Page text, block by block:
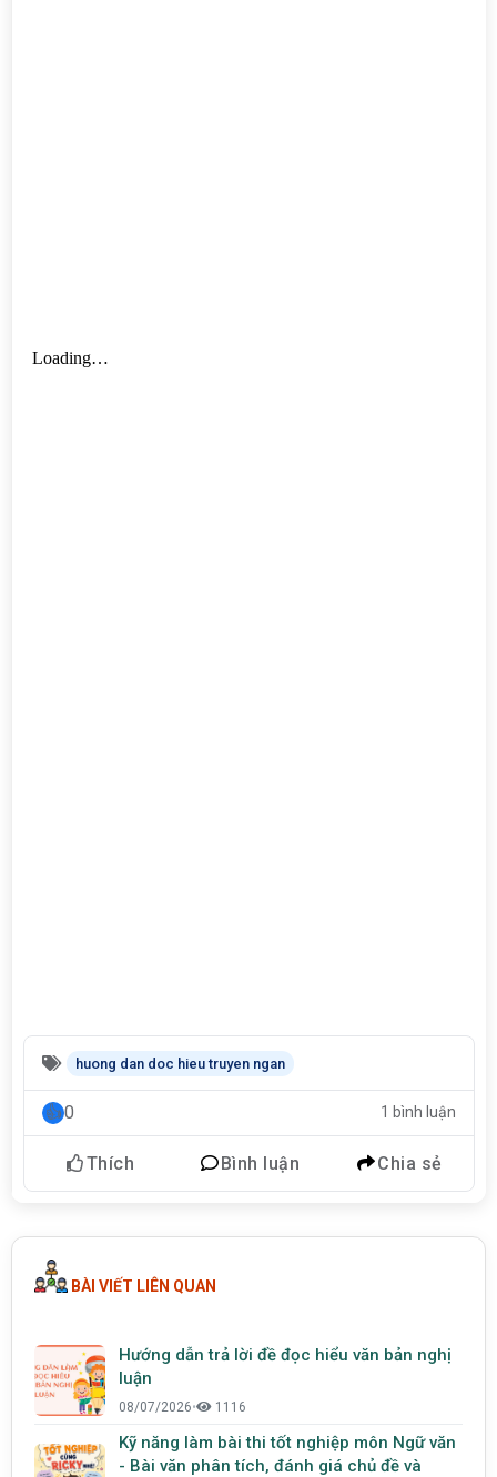
huong dan doc hieu truyen ngan
0 1 bình luận
Thích Bình luận Chia sẻ
BÀI VIẾT LIÊN QUAN
Hướng dẫn trả lời đề đọc hiểu văn bản nghị
luận
08/07/2026• 1116
Kỹ năng làm bài thi tốt nghiệp môn Ngữ văn
- Bài văn phân tích, đánh giá chủ đề và